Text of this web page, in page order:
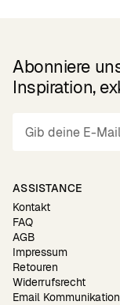
Abonniere
Inspiration,
ASSISTANCE
Kontakt
FAQ
AGB
Impressum
Retouren
Widerrufsrecht
Email Kommunikation